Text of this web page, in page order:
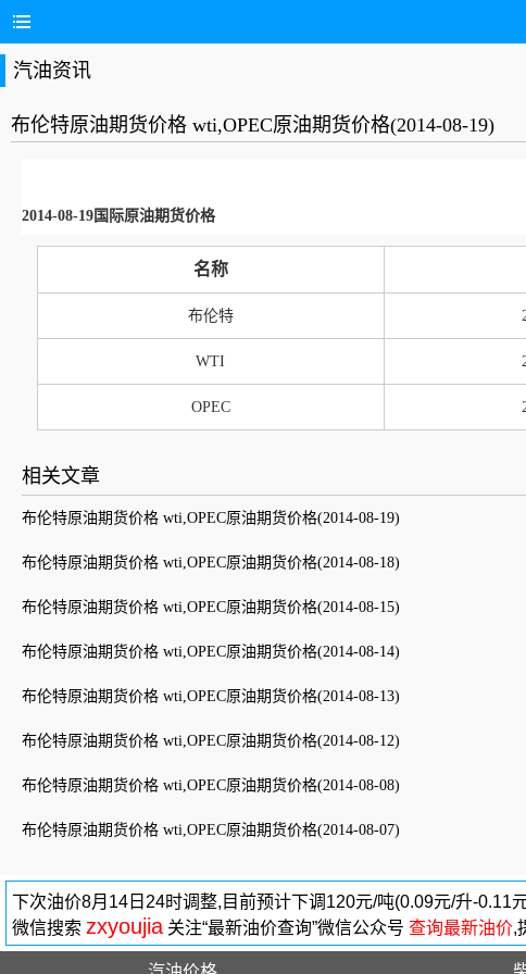
汽油资讯
布伦特原油期货价格 wti,OPEC原油期货价格(2014-08-19)
2014-08-19国际原油期货价格
名称
布伦特
WTI
OPEC
相关文章
布伦特原油期货价格 wti,OPEC原油期货价格(2014-08-19)
布伦特原油期货价格 wti,OPEC原油期货价格(2014-08-18)
布伦特原油期货价格 wti,OPEC原油期货价格(2014-08-15)
布伦特原油期货价格 wti,OPEC原油期货价格(2014-08-14)
布伦特原油期货价格 wti,OPEC原油期货价格(2014-08-13)
布伦特原油期货价格 wti,OPEC原油期货价格(2014-08-12)
布伦特原油期货价格 wti,OPEC原油期货价格(2014-08-08)
布伦特原油期货价格 wti,OPEC原油期货价格(2014-08-07)
下次油价8月14日24时调整,目前预计下调120元/吨(0.09元/升-0.11
微信搜索 zxyoujia 关注“最新油价查询”微信公众号 查询最新油价,